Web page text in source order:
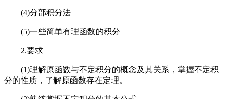
(4)分部积分法
(5)一些简单有理函数的积分
2.要求
(1)理解原函数与不定积分的概念及其关系，掌握不定积
分的性质，了解原函数存在定理。